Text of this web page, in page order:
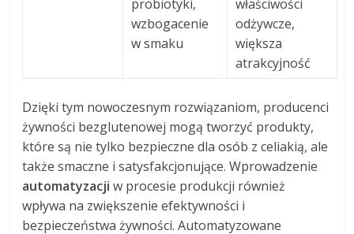
probiotyki,
wzbogacenie
w smaku
właściwości
odżywcze,
większa
atrakcyjność
Dzięki tym nowoczesnym rozwiązaniom, producenci
żywności bezglutenowej mogą tworzyć produkty,
które są nie tylko bezpieczne dla osób z celiakią, ale
także smaczne i satysfakcjonujące. Wprowadzenie
automatyzacji w procesie produkcji również
wpływa na zwiększenie efektywności i
bezpieczeństwa żywności. Automatyzowane